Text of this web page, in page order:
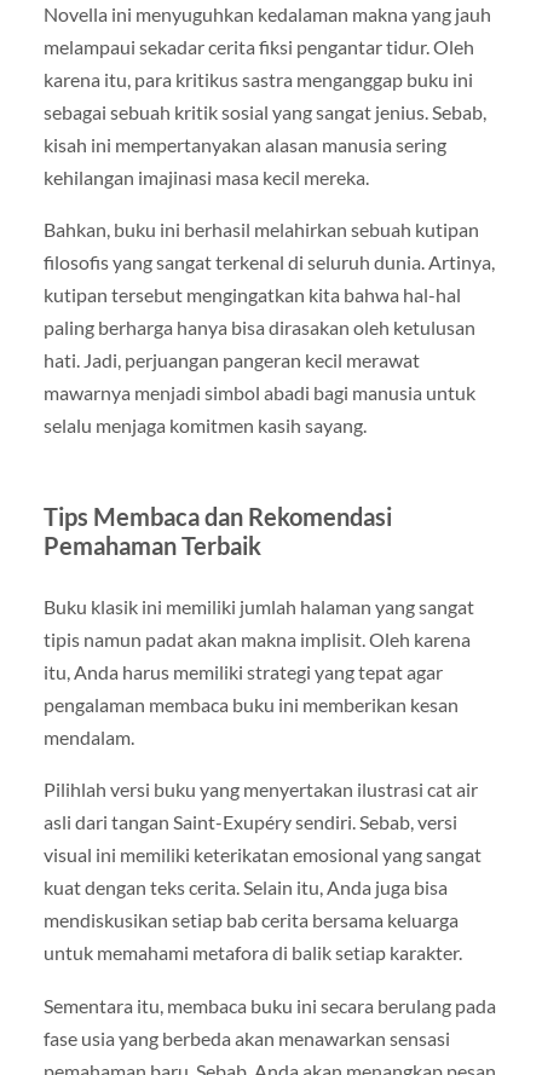
Novella ini menyuguhkan kedalaman makna yang jauh
melampaui sekadar cerita fiksi pengantar tidur. Oleh
karena itu, para kritikus sastra menganggap buku ini
sebagai sebuah kritik sosial yang sangat jenius. Sebab,
kisah ini mempertanyakan alasan manusia sering
kehilangan imajinasi masa kecil mereka.
Bahkan, buku ini berhasil melahirkan sebuah kutipan
filosofis yang sangat terkenal di seluruh dunia. Artinya,
kutipan tersebut mengingatkan kita bahwa hal-hal
paling berharga hanya bisa dirasakan oleh ketulusan
hati. Jadi, perjuangan pangeran kecil merawat
mawarnya menjadi simbol abadi bagi manusia untuk
selalu menjaga komitmen kasih sayang.
Tips Membaca dan Rekomendasi
Pemahaman Terbaik
Buku klasik ini memiliki jumlah halaman yang sangat
tipis namun padat akan makna implisit. Oleh karena
itu, Anda harus memiliki strategi yang tepat agar
pengalaman membaca buku ini memberikan kesan
mendalam.
Pilihlah versi buku yang menyertakan ilustrasi cat air
asli dari tangan Saint-Exupéry sendiri. Sebab, versi
visual ini memiliki keterikatan emosional yang sangat
kuat dengan teks cerita. Selain itu, Anda juga bisa
mendiskusikan setiap bab cerita bersama keluarga
untuk memahami metafora di balik setiap karakter.
Sementara itu, membaca buku ini secara berulang pada
fase usia yang berbeda akan menawarkan sensasi
pemahaman baru. Sebab, Anda akan menangkap pesan